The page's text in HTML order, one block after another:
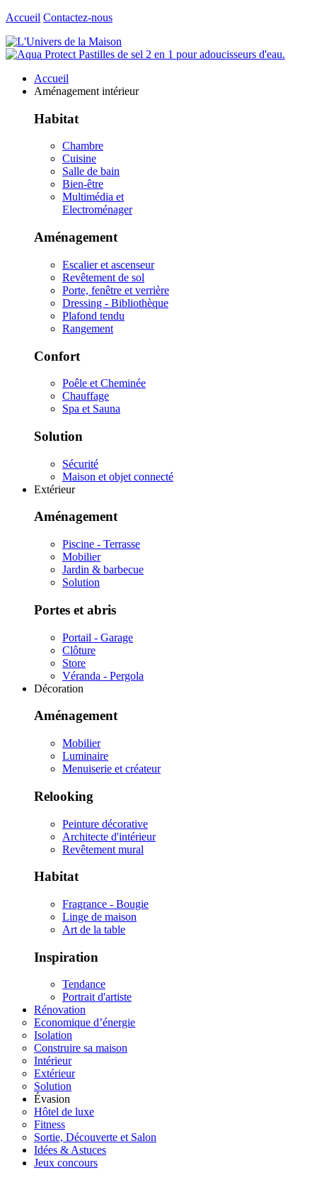
Accueil Contactez-nous
Accueil
Aménagement intérieur
Habitat
Chambre
Cuisine
Salle de bain
Bien-être
Multimédia et
Electroménager
Aménagement
Escalier et ascenseur
Revêtement de sol
Porte, fenêtre et verrière
Dressing - Bibliothèque
Plafond tendu
Rangement
Confort
Poêle et Cheminée
Chauffage
Spa et Sauna
Solution
Sécurité
Maison et objet connecté
Extérieur
Aménagement
Piscine - Terrasse
Mobilier
Jardin & barbecue
Solution
Portes et abris
Portail - Garage
Clôture
Store
Véranda - Pergola
Décoration
Aménagement
Mobilier
Luminaire
Menuiserie et créateur
Relooking
Peinture décorative
Architecte d'intérieur
Revêtement mural
Habitat
Fragrance - Bougie
Linge de maison
Art de la table
Inspiration
Tendance
Portrait d'artiste
Rénovation
Economique d’énergie
Isolation
Construire sa maison
Intérieur
Extérieur
Solution
Évasion
Hôtel de luxe
Fitness
Sortie, Découverte et Salon
Idées & Astuces
Jeux concours